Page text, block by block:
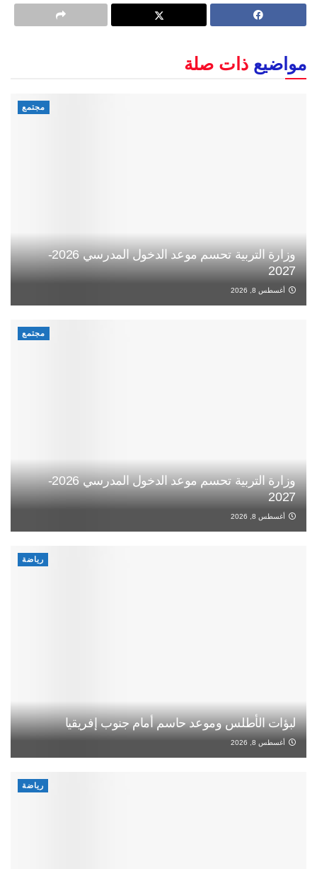
مواضيع ذات صلة
مجتمع
وزارة التربية تحسم موعد الدخول المدرسي 2026-
2027
أغسطس 8, 2026
مجتمع
وزارة التربية تحسم موعد الدخول المدرسي 2026-
2027
أغسطس 8, 2026
رياضة
لبؤات الأطلس وموعد حاسم أمام جنوب إفريقيا
أغسطس 8, 2026
رياضة